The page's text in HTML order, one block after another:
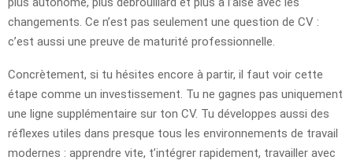
changements. Ce n’est pas seulement une question de CV :
c’est aussi une preuve de maturité professionnelle.
Concrètement, si tu hésites encore à partir, il faut voir cette
étape comme un investissement. Tu ne gagnes pas uniquement
une ligne supplémentaire sur ton CV. Tu développes aussi des
réflexes utiles dans presque tous les environnements de travail
modernes : apprendre vite, t’intégrer rapidement, travailler avec